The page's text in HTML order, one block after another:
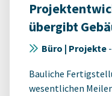
übergibt
Büro | Projekte -
Bauliche
wesentlichen